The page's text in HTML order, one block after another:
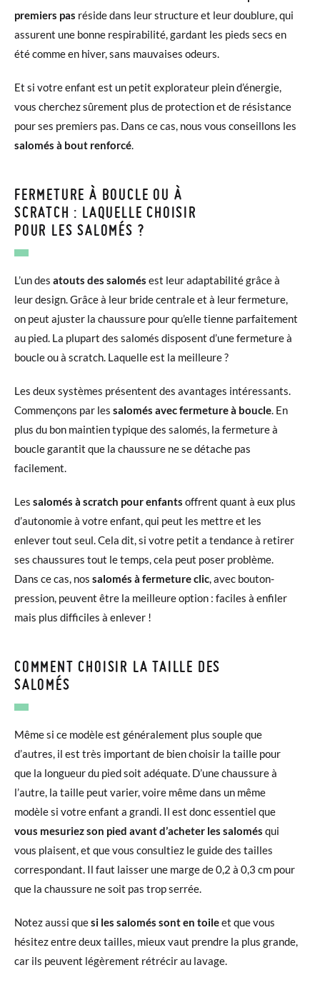
premiers pas réside dans leur structure et leur doublure, qui
assurent une bonne respirabilité, gardant les pieds secs en
été comme en hiver, sans mauvaises odeurs.
Et si votre enfant est un petit explorateur plein d’énergie,
vous cherchez sûrement plus de protection et de résistance
pour ses premiers pas. Dans ce cas, nous vous conseillons les
salomés à bout renforcé.
FERMETURE À BOUCLE OU À
SCRATCH : LAQUELLE CHOISIR
POUR LES SALOMÉS ?
L’un des atouts des salomés est leur adaptabilité grâce à
leur design. Grâce à leur bride centrale et à leur fermeture,
on peut ajuster la chaussure pour qu’elle tienne parfaitement
au pied. La plupart des salomés disposent d’une fermeture à
boucle ou à scratch. Laquelle est la meilleure ?
Les deux systèmes présentent des avantages intéressants.
Commençons par les salomés avec fermeture à boucle. En
plus du bon maintien typique des salomés, la fermeture à
boucle garantit que la chaussure ne se détache pas
facilement.
Les salomés à scratch pour enfants offrent quant à eux plus
d’autonomie à votre enfant, qui peut les mettre et les
enlever tout seul. Cela dit, si votre petit a tendance à retirer
ses chaussures tout le temps, cela peut poser problème.
Dans ce cas, nos salomés à fermeture clic, avec bouton-
pression, peuvent être la meilleure option : faciles à enfiler
mais plus difficiles à enlever !
COMMENT CHOISIR LA TAILLE DES
SALOMÉS
Même si ce modèle est généralement plus souple que
d’autres, il est très important de bien choisir la taille pour
que la longueur du pied soit adéquate. D’une chaussure à
l’autre, la taille peut varier, voire même dans un même
modèle si votre enfant a grandi. Il est donc essentiel que
vous mesuriez son pied avant d’acheter les salomés qui
vous plaisent, et que vous consultiez le guide des tailles
correspondant. Il faut laisser une marge de 0,2 à 0,3 cm pour
que la chaussure ne soit pas trop serrée.
Notez aussi quesi les salomés sont en toileet que vous
hésitez entre deux tailles, mieux vaut prendre la plus grande,
car ils peuvent légèrement rétrécir au lavage.